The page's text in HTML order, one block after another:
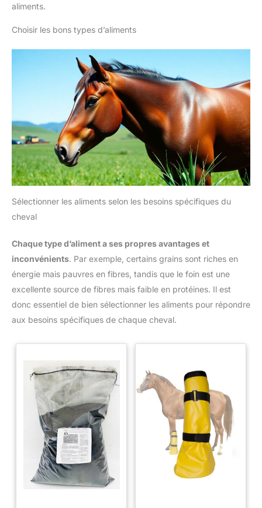
aliments.
Choisir les bons types d’aliments
Sélectionner les aliments selon les besoins spécifiques du
cheval
Chaque type d’aliment a ses propres avantages et
inconvénients. Par exemple, certains grains sont riches en
énergie mais pauvres en fibres, tandis que le foin est une
excellente source de fibres mais faible en protéines. Il est
donc essentiel de bien sélectionner les aliments pour répondre
aux besoins spécifiques de chaque cheval.